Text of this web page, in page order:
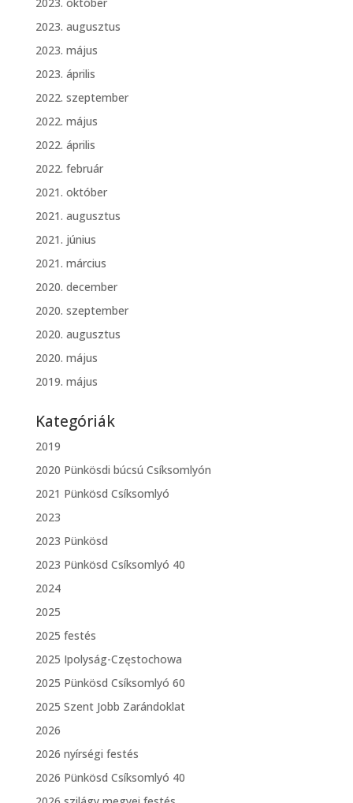
2023. augusztus
2023. május
2023. április
2022. szeptember
2022. május
2022. április
2022. február
2021. október
2021. augusztus
2021. június
2021. március
2020. december
2020. szeptember
2020. augusztus
2020. május
2019. május
Kategóriák
2019
2020 Pünkösdi búcsú Csíksomlyón
2021 Pünkösd Csíksomlyó
2023
2023 Pünkösd
2023 Pünkösd Csíksomlyó 40
2024
2025
2025 festés
2025 Ipolyság-Częstochowa
2025 Pünkösd Csíksomlyó 60
2025 Szent Jobb Zarándoklat
2026
2026 nyírségi festés
2026 Pünkösd Csíksomlyó 40